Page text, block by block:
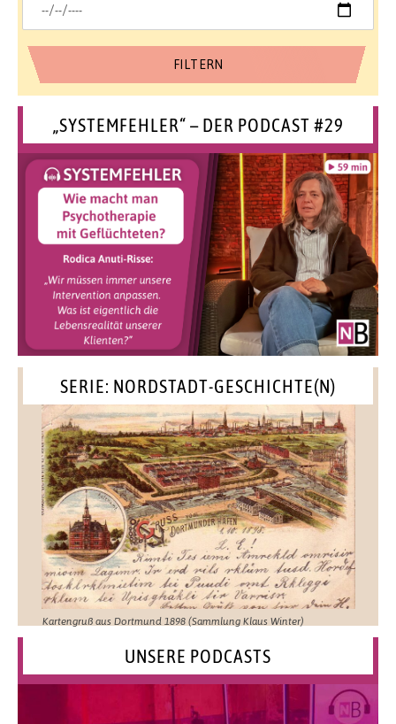
„SYSTEMFEHLER“ – DER PODCAST #29
SERIE: NORDSTADT-GESCHICHTE(N)
Kartengruß aus Dortmund 1898 (Sammlung Klaus Winter)
UNSERE PODCASTS